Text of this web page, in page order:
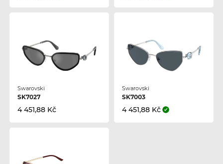
Swarovski
SK7027
4 451,88 Kč
Swarovski
SK7003
4 451,88 Kč